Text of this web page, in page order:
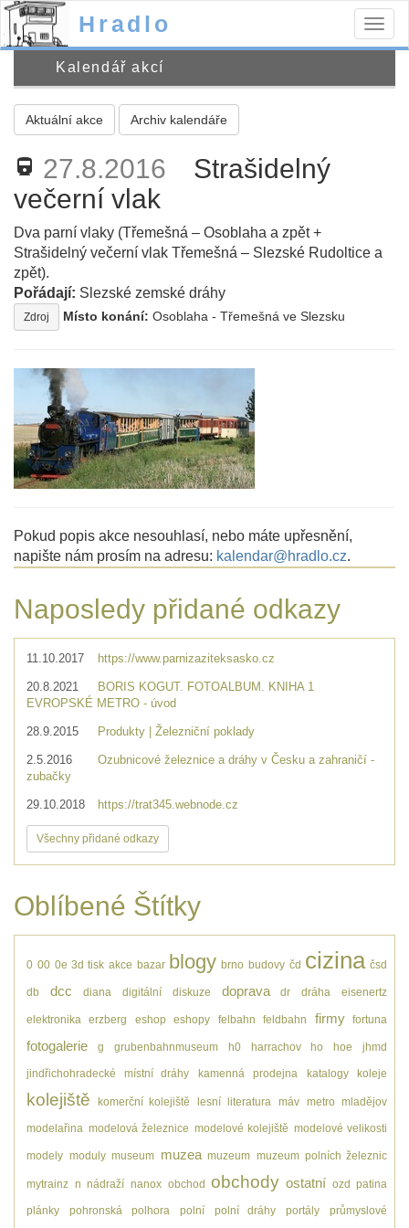
Hradlo
Kalendář akcí
Aktuální akce Archiv kalendáře
directions_railway 27.8.2016
Strašidelný
večerní vlak
Dva parní vlaky (Třemešná – Osoblaha a zpět +
Strašidelný večerní vlak Třemešná – Slezské Rudoltice a
zpět).
Pořádají: Slezské zemské dráhy
Zdroj Místo konání: Osoblaha - Třemešná ve Slezsku
Pokud popis akce nesouhlasí, nebo máte upřesnění,
napište nám prosím na adresu: kalendar@hradlo.cz.
Naposledy přidané odkazy
11.10.2017 https://www.parnizaziteksasko.cz
20.8.2021
BORIS KOGUT. FOTOALBUM. KNIHA 1
EVROPSKÉ METRO - úvod
28.9.2015 Produkty | Železniční poklady
2.5.2016
Ozubnicové železnice a dráhy v Česku a zahraničí -
zubačky
29.10.2018 https://trat345.webnode.cz
Všechny přidané odkazy
Oblíbené Štítky
0 00 0e 3d tisk akce bazar blogy brno budovy čd cizina čsd
db dcc diana digitální diskuze doprava dr dráha eisenertz
elektronika erzberg eshop eshopy felbahn feldbahn firmy fortuna
fotogalerie g grubenbahnmuseum h0 harrachov ho hoe jhmd
jindřichohradecké místní dráhy kamenná prodejna katalogy koleje
kolejiště komerční kolejiště lesní literatura máv metro mladějov
modelařina modelová železnice modelové kolejiště modelové velikosti
modely moduly museum muzea muzeum muzeum polních železnic
mytrainz n nádraží nanox obchod obchody ostatní ozd patina
plánky pohronská polhora polní polní dráhy portály průmyslové